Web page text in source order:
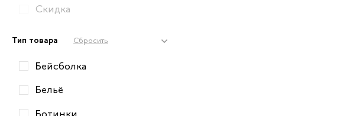
Скидка
Тип товара Сбросить
Бейсболка
Бельё